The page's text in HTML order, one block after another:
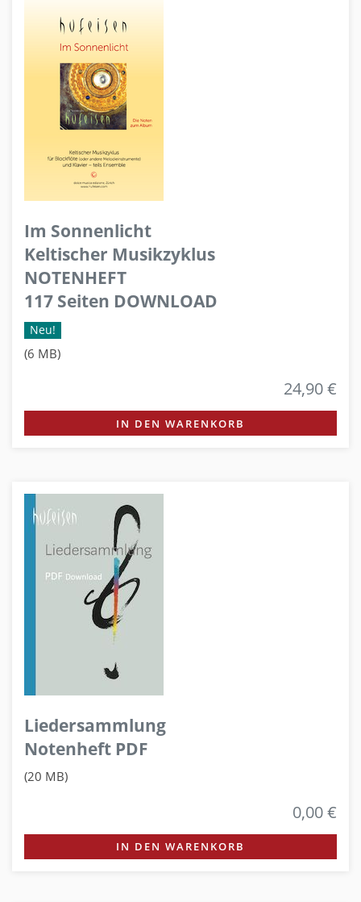
Im Sonnenlicht
Keltischer Musikzyklus
NOTENHEFT
117 Seiten DOWNLOAD
Neu!
(6 MB)
24,90 €
IN DEN WARENKORB
Liedersammlung
Notenheft PDF
(20 MB)
0,00 €
IN DEN WARENKORB